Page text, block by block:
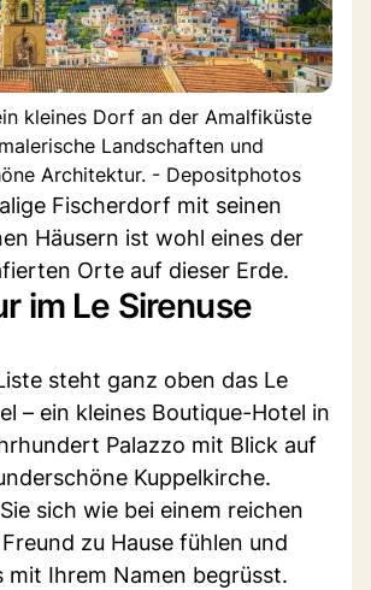
kleines Dorf an der Amalfiküste
Landschaften und
Architektur. - Depositphotos
Fischerdorf mit seinen
Häusern ist wohl eines der
Orte auf dieser Erde.
im Le Sirenuse
steht ganz oben das Le
– ein kleines Boutique-Hotel in
Palazzo mit Blick auf
Kuppelkirche.
sich wie bei einem reichen
zu Hause fühlen und
mit Ihrem Namen begrüsst.